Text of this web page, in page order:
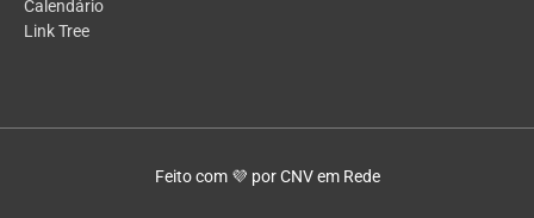
Calendário
Link Tree
Feito com 💜 por CNV em Rede